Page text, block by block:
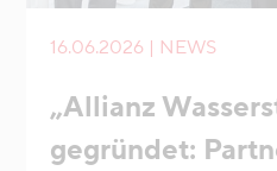
16.06.2026 | NEWS
„Allianz
gegründet: